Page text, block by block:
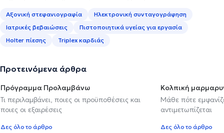
Αξονική στεφανιογραφία
Ηλεκτρονική συνταγογράφηση
Ιατρικές βεβαιώσεις
Πιστοποιητικά υγείας για εργασία
Holter πίεσης
Triplex καρδιάς
Προτεινόμενα άρθρα
Πρόγραμμα Προλαμβάνω
Τι περιλαμβάνει, ποιες οι προϋποθέσεις και
ποιες οι εξαιρέσεις
Δες όλο το άρθρο
Κολπική
Μάθε πότε
αντιμετωπίζεται
Δες όλο το άρθρο